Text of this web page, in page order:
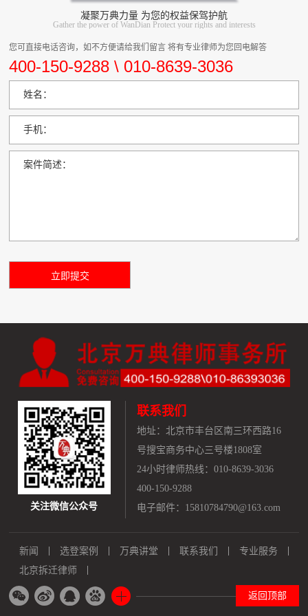
凝聚万典力量 为您的权益保驾护航
Gather the power of WanDian Protect your rights and interests
您可直接电话咨询，如不方便请给我们留言 将有专业律师为您回电解答
400-150-9288 \ 010-8639-3036
姓名：
手机：
案件简述：
关注微信公众号
联系我们
地址： 北京市丰台区南三环西路16
号搜宝商务中心三号楼1808室
24小时律师热线：010-8639-3036
400-150-9288
电子邮件：15810784790@163.com
新闻 选登案例 万典讲堂 联系我们
专业服务
北京拆迁律师
返回顶部